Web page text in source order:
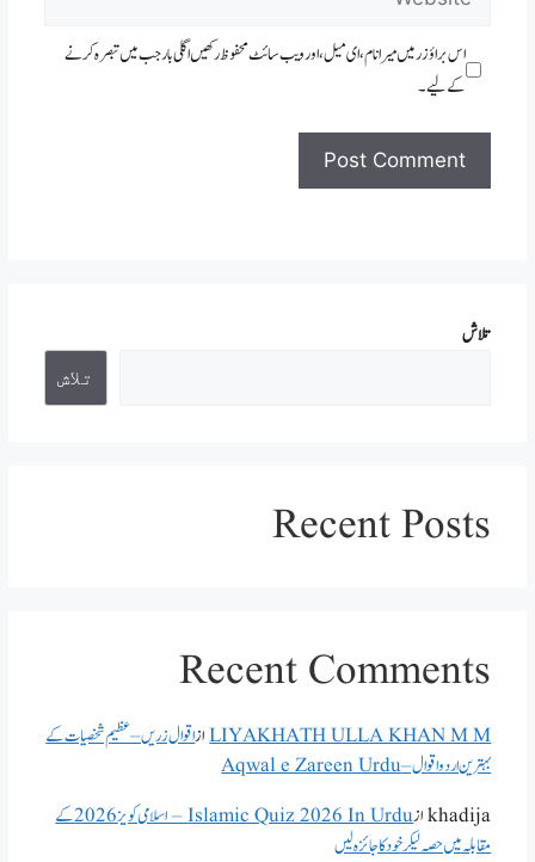
اس براؤزر میں میرا نام، ای میل، اور ویب سائٹ محفوظ رکھیں اگلی بار جب میں تبصرہ کرنے
کےلیے۔
تلاش
تلاش
Recent Posts
Recent Comments
LIYAKHATH ULLA KHAN M Mازاقوال زریں – عظیم شخصیات کے
بہترین اردو اقوال – Aqwal e Zareen Urdu
khadijaاز
Islamic Quiz 2026 In Urdu – اسلامی کویز 2026 کے
مقابلہ میں حصہ لیکر خود کا جائزہ لیں